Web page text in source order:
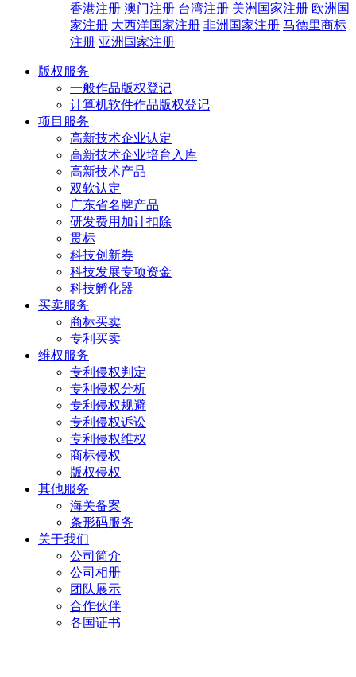
香港注册 澳门注册 台湾注册 美洲国家注册 欧洲国
家注册 大西洋国家注册 非洲国家注册 马德里商标
注册 亚洲国家注册
版权服务
一般作品版权登记
计算机软件作品版权登记
项目服务
高新技术企业认定
高新技术企业培育入库
高新技术产品
双软认定
广东省名牌产品
研发费用加计扣除
贯标
科技创新券
科技发展专项资金
科技孵化器
买卖服务
商标买卖
专利买卖
维权服务
专利侵权判定
专利侵权分析
专利侵权规避
专利侵权诉讼
专利侵权维权
商标侵权
版权侵权
其他服务
海关备案
条形码服务
关于我们
公司简介
公司相册
团队展示
合作伙伴
各国证书